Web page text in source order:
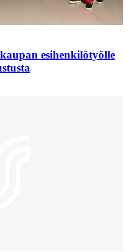
esihenkilötyölle